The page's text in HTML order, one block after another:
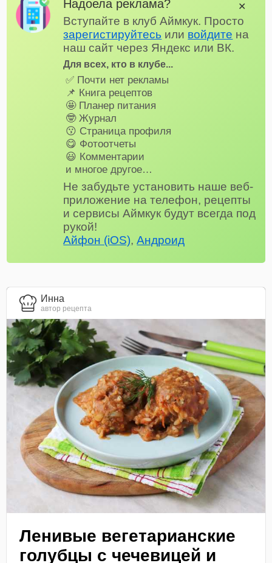
Надоела реклама?
Вступайте в клуб Аймкук. Просто
зарегистируйтесь или войдите на
наш сайт через Яндекс или ВК.
Для всех, кто в клубе...
✅ Почти нет рекламы
📌 Книга рецептов
🤩 Планер питания
🤓 Журнал
😗 Страница профиля
😋 Фотоотчеты
😃 Комментарии
и многое другое…
Не забудьте установить наше веб-
приложение на телефон, рецепты
и сервисы Аймкук будут всегда под
рукой!
Айфон (iOS),Андроид
✕
Инна
автор рецепта
Ленивые вегетарианские
голубцы с чечевицей и